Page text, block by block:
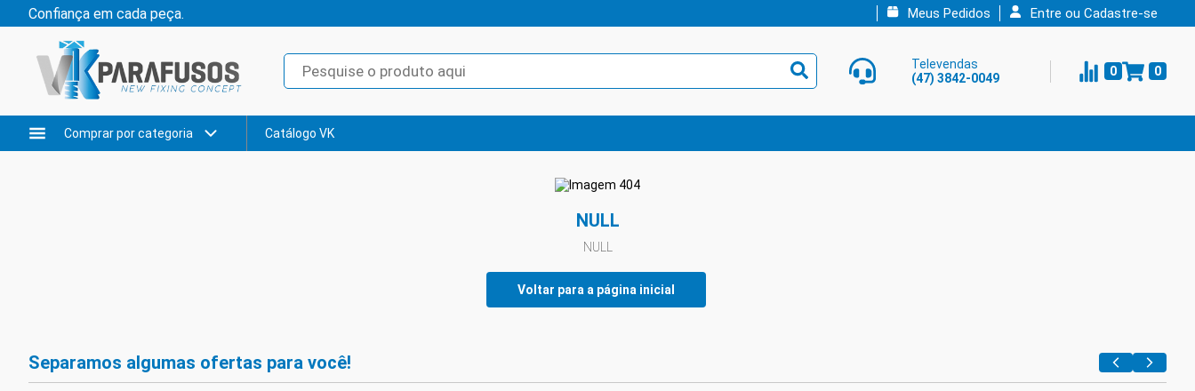
Confiança em cada peça. Meus Pedidos Entre ou Cadastre-se
Televendas
(47) 3842-0049
0 0
Comprar por categoria Catálogo VK
NULL
NULL
Voltar para a página inicial
Separamos algumas ofertas para você!